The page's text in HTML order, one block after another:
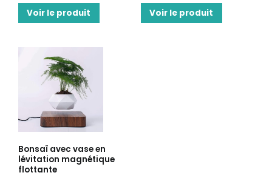
Voir le produit Voir le produit
Bonsaï avec vase en
lévitation magnétique
flottante